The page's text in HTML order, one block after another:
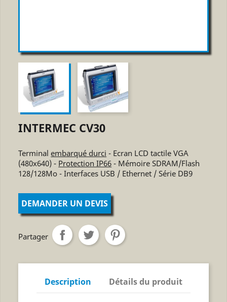
INTERMEC CV30
Terminalembarqué durci - Ecran LCD tactile VGA
(480x640) - Protection IP66 - Mémoire SDRAM/Flash
128/128Mo - Interfaces USB / Ethernet / Série DB9
DEMANDER UN DEVIS
Partager
Description Détails du produit